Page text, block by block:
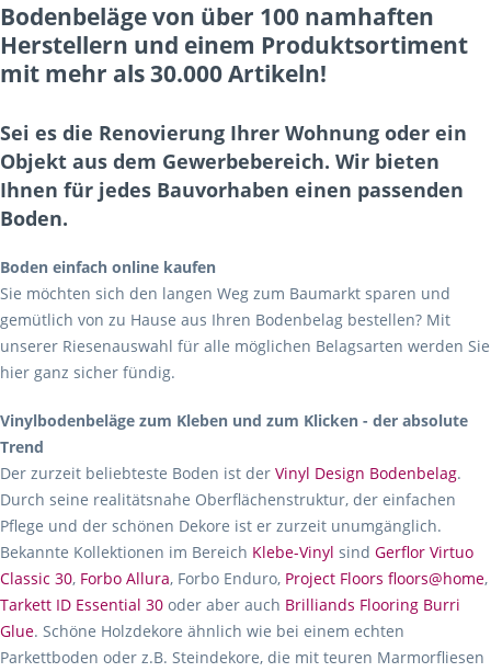
Bodenbeläge von über 100 namhaften
Herstellern und einem Produktsortiment
mit mehr als 30.000 Artikeln!
Sei es die Renovierung Ihrer Wohnung oder ein
Objekt aus dem Gewerbebereich. Wir bieten
Ihnen für jedes Bauvorhaben einen passenden
Boden.
Boden einfach online kaufen
Sie möchten sich den langen Weg zum Baumarkt sparen und
gemütlich von zu Hause aus Ihren Bodenbelag bestellen? Mit
unserer Riesenauswahl für alle möglichen Belagsarten werden Sie
hier ganz sicher fündig.
Vinylbodenbeläge zum Kleben und zum Klicken - der absolute
Trend
Der zurzeit beliebteste Boden ist der Vinyl Design Bodenbelag.
Durch seine realitätsnahe Oberflächenstruktur, der einfachen
Pflege und der schönen Dekore ist er zurzeit unumgänglich.
Bekannte Kollektionen im Bereich Klebe-Vinyl sind Gerflor Virtuo
Classic 30, Forbo Allura, Forbo Enduro, Project Floors floors@home,
Tarkett ID Essential 30 oder aber auch Brilliands Flooring Burri
Glue. Schöne Holzdekore ähnlich wie bei einem echten
Parkettboden oder z.B. Steindekore, die mit teuren Marmorfliesen